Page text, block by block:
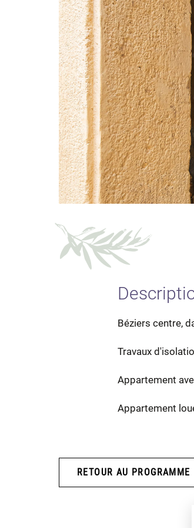
Béziers centre,
Travaux
Appartement
Appartement
RETOUR AU PROGRAMME